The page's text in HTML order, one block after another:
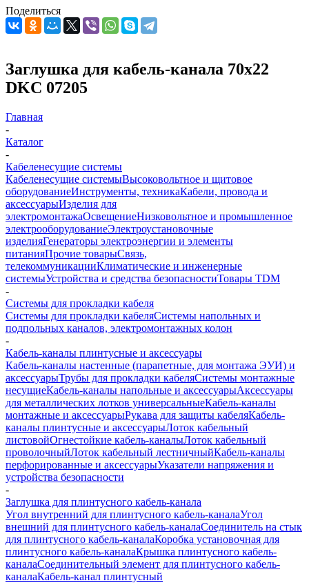
Поделиться
Заглушка для кабель-канала 70х22
DKC 07205
Главная
-
Каталог
-
Кабеленесущие системы
Кабеленесущие системыВысоковольтное и щитовое
оборудованиеИнструменты, техникаКабели, провода и
аксессуарыИзделия для
электромонтажаОсвещениеНизковольтное и промышленное
электрооборудованиеЭлектроустановочные
изделияГенераторы электроэнергии и элементы
питанияПрочие товарыСвязь,
телекоммуникацииКлиматические и инженерные
системыУстройства и средства безопасностиТовары TDM
-
Системы для прокладки кабеля
Системы для прокладки кабеляСистемы напольных и
подпольных каналов, электромонтажных колон
-
Кабель-каналы плинтусные и аксессуары
Кабель-каналы настенные (парапетные, для монтажа ЭУИ) и
аксессуарыТрубы для прокладки кабеляСистемы монтажные
несущиеКабель-каналы напольные и аксессуарыАксессуары
для металлических лотков универсальныеКабель-каналы
монтажные и аксессуарыРукава для защиты кабеляКабель-
каналы плинтусные и аксессуарыЛоток кабельный
листовойОгнестойкие кабель-каналыЛоток кабельный
проволочныйЛоток кабельный лестничныйКабель-каналы
перфорированные и аксессуарыУказатели напряжения и
устройства безопасности
-
Заглушка для плинтусного кабель-канала
Угол внутренний для плинтусного кабель-каналаУгол
внешний для плинтусного кабель-каналаСоединитель на стык
для плинтусного кабель-каналаКоробка установочная для
плинтусного кабель-каналаКрышка плинтусного кабель-
каналаСоединительный элемент для плинтусного кабель-
каналаКабель-канал плинтусный